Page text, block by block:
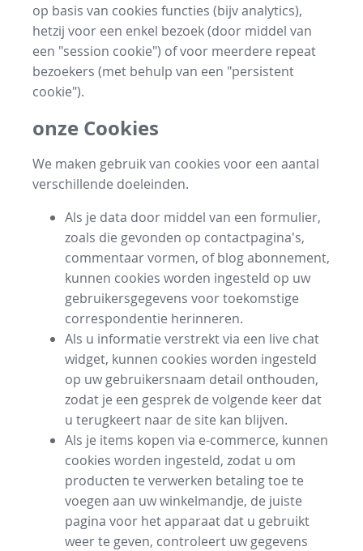
op basis van cookies functies (bijv analytics),
hetzij voor een enkel bezoek (door middel van
een "session cookie") of voor meerdere repeat
bezoekers (met behulp van een "persistent
cookie").
onze Cookies
We maken gebruik van cookies voor een aantal
verschillende doeleinden.
Als je data door middel van een formulier,
zoals die gevonden op contactpagina's,
commentaar vormen, of blog abonnement,
kunnen cookies worden ingesteld op uw
gebruikersgegevens voor toekomstige
correspondentie herinneren.
Als u informatie verstrekt via een live chat
widget, kunnen cookies worden ingesteld
op uw gebruikersnaam detail onthouden,
zodat je een gesprek de volgende keer dat
u terugkeert naar de site kan blijven.
Als je items kopen via e-commerce, kunnen
cookies worden ingesteld, zodat u om
producten te verwerken betaling toe te
voegen aan uw winkelmandje, de juiste
pagina voor het apparaat dat u gebruikt
weer te geven, controleert uw gegevens